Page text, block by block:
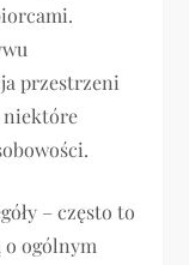
przestrzeni
niektóre
– często to
o ogólnym